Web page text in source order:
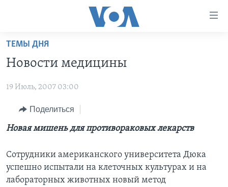
Перейти
основной
Перейти
навигации
поиск
АМЕРИКА
НОВОСТИ ЗА МИНУТУ
ИТОГИ
ДИСКУССИЯ VOA
ДЕТАЛИ
ПРОЕКТЫ
УЧИМ АНГЛИЙСКИЙ
НАША АМЕРИКАНСКАЯ ИСТОРИЯ
АРТЕФАКТЫ
АМЕРИКАНСКИЕ ГОРОДКИ
ЭКСПЕРТИЗА
ИНТЕРВЬЮ
ЗА СВОБОДУ ПРЕССЫ
УЧИМ АНГЛИЙСКИЙ
ТЕМЫ ДНЯ
Новости медицины
19 Июль, 2007 03:00
Поделиться
Новая мишень для противораковых лекарств
Сотрудники американского университета Дюка
успешно испытали на клеточных культурах и на
лабораторных животных новый метод